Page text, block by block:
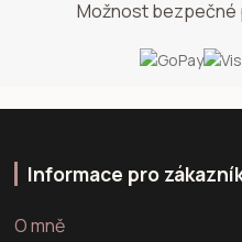
Možnost bezpečné
Informace pro
O mně